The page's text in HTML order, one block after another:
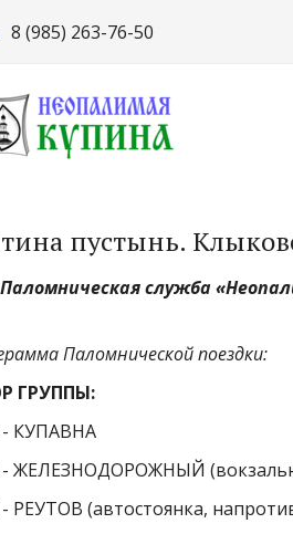
8 (985) 263-76-50
пустынь.
Паломническая служба
Паломнической поездки:
ГРУППЫ:
КУПАВНА
ЖЕЛЕЗНОДОРОЖНЫЙ
РЕУТОВ (автостоянка,